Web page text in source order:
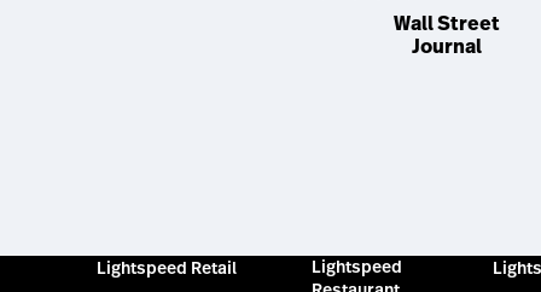
Wall Street
Journal
Lightspeed Retail
Lightspeed